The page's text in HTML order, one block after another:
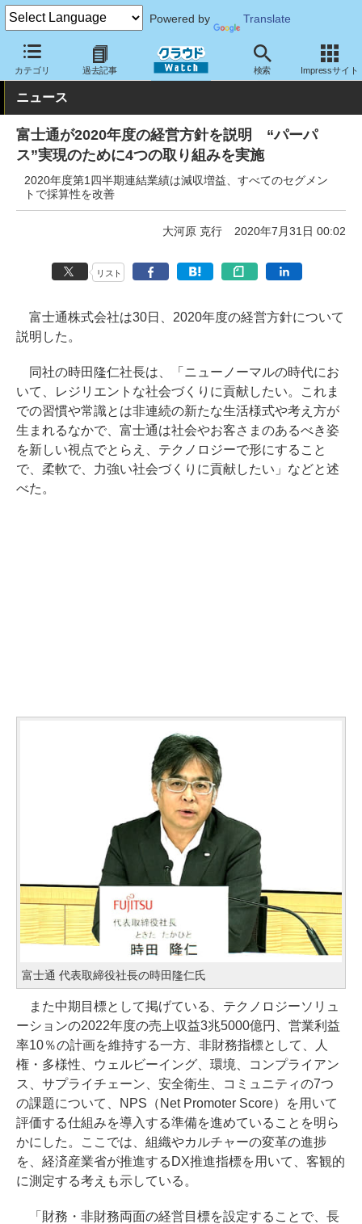
Powered by Translate
カテゴリ 過去記事 検索 Impressサイト
クラウド Watch トピック 事業戦略
ニュース
富士通が2020年度の経営方針を説明 “パーパ
ス”実現のために4つの取り組みを実施
2020年度第1四半期連結業績は減収増益、すべてのセグメン
トで採算性を改善
大河原 克行 2020年7月31日 00:02
リスト
富士通株式会社は30日、2020年度の経営方針について
説明した。
同社の時田隆仁社長は、「ニューノーマルの時代にお
いて、レジリエントな社会づくりに貢献したい。これま
での習慣や常識とは非連続の新たな生活様式や考え方が
生まれるなかで、富士通は社会やお客さまのあるべき姿
を新しい視点でとらえ、テクノロジーで形にすること
で、柔軟で、力強い社会づくりに貢献したい」などと述
べた。
富士通 代表取締役社長の時田隆仁氏
また中期目標として掲げている、テクノロジーソリュ
ーションの2022年度の売上収益3兆5000億円、営業利益
率10％の計画を維持する一方、非財務指標として、人
権・多様性、ウェルビーイング、環境、コンプライアン
ス、サプライチェーン、安全衛生、コミュニティの7つ
の課題について、NPS（Net Promoter Score）を用いて
評価する仕組みを導入する準備を進めていることを明ら
かにした。ここでは、組織やカルチャーの変革の進捗
を、経済産業省が推進するDX推進指標を用いて、客観的
に測定する考えも示している。
「財務・非財務両面の経営目標を設定することで、長